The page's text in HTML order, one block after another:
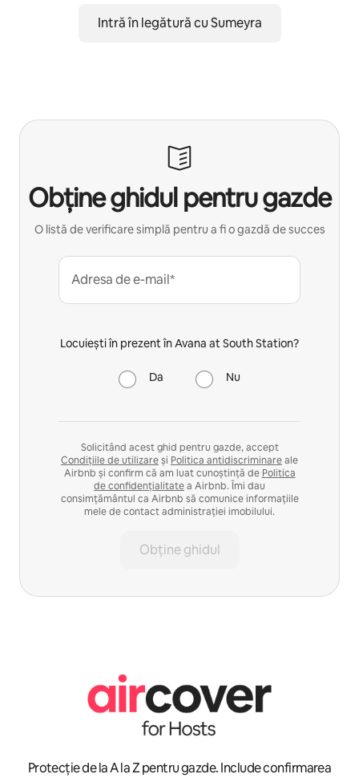
Intră în legătură cu Sumeyra
Obține ghidul pentru gazde
O listă de verificare simplă pentru a fi o gazdă de succes
Adresa de e-mail*
Locuiești în prezent în Avana at South Station?
Da Nu
Solicitând acest ghid pentru gazde, accept
Condițiile de utilizareși Politica antidiscriminareale
Airbnb și confirm că am luat cunoștință de Politica
de confidențialitatea Airbnb. Îmi dau
consimțământul ca Airbnb să comunice informațiile
mele de contact administrației imobilului.
Obține ghidul
Protecție de la A la Z pentru gazde. Include confirmarea